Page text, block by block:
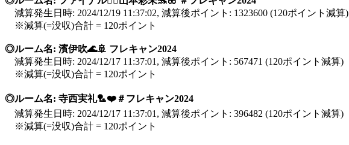
減算発生日時: 2024/12/19 11:37:02, 減算後ポイント: 1323600 (120ポイント減算)
※減算(=没収)合計 = 120ポイント
◎ルーム名: 濱伊吹🌊🚢 フレキャン2024
減算発生日時: 2024/12/17 11:37:01, 減算後ポイント: 567471 (120ポイント減算)
※減算(=没収)合計 = 120ポイント
◎ルーム名: 寺西実礼🏸❤️＃フレキャン2024
減算発生日時: 2024/12/17 11:37:01, 減算後ポイント: 396482 (120ポイント減算)
※減算(=没収)合計 = 120ポイント